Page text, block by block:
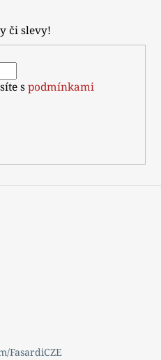
či slevy!
spodmínkami
FasardiCZE